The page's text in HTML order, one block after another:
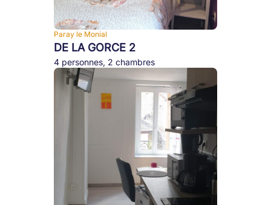
Paray le Monial
DE LA GORCE 2
4 personnes, 2 chambres